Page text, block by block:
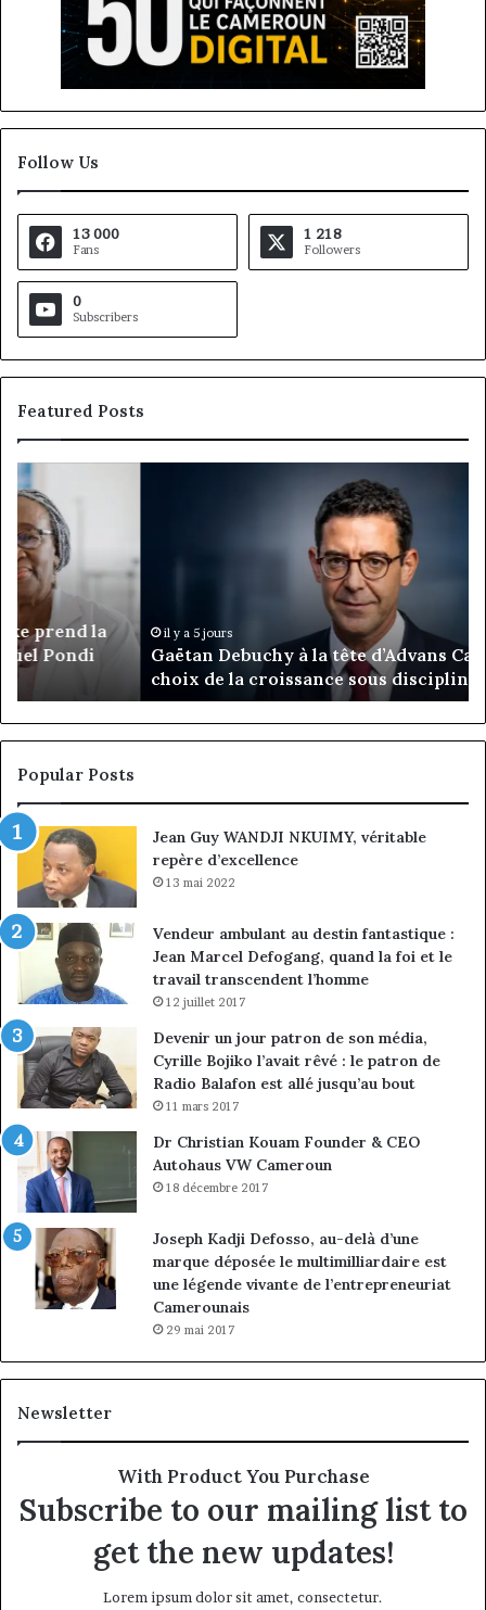
Follow Us
13 000
Fans
1 218
Followers
0
Subscribers
Featured Posts
Gaëtan
Debuchy
la
tête
d’Advans
Cameroun
:
le
de
la
croissance
sous
il y a 5 jours
Gaëtan Debuchy à la tête d’Advans Cameroun : le
choix de la croissance sous discipline
de
à
la
Popular Posts
Jean Guy WANDJI NKUIMY, véritable
repère d’excellence
13 mai 2022
Vendeur ambulant au destin fantastique :
Jean Marcel Defogang, quand la foi et le
travail transcendent l’homme
12 juillet 2017
Devenir un jour patron de son média,
Cyrille Bojiko l’avait rêvé : le patron de
Radio Balafon est allé jusqu’au bout
11 mars 2017
Dr Christian Kouam Founder & CEO
Autohaus VW Cameroun
18 décembre 2017
Joseph Kadji Defosso, au-delà d’une
marque déposée le multimilliardaire est
une légende vivante de l’entrepreneuriat
Camerounais
29 mai 2017
Newsletter
With Product You Purchase
Subscribe to our mailing list to
get the new updates!
Lorem ipsum dolor sit amet, consectetur.